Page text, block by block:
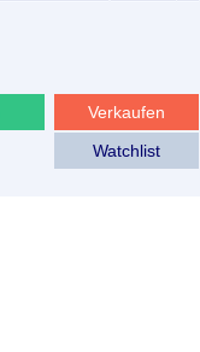
Verkaufen
Watchlist